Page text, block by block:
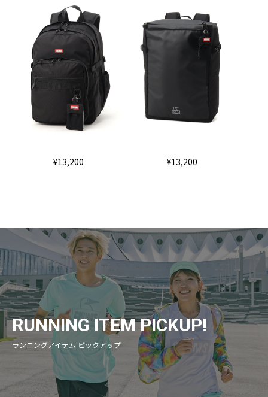
¥13,200 ¥13,200
RUNNING ITEM PICKUP!
ランニングアイテム ピックアップ